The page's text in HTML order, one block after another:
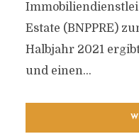
Estate (BNPPRE)
Halbjahr 2021
und einen...